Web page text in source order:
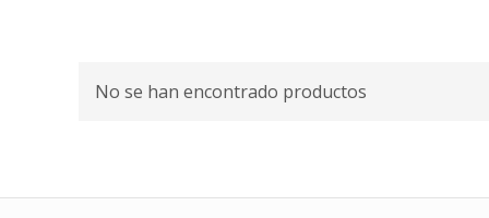
No se han encontrado productos